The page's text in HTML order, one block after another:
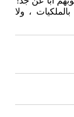
، ولا